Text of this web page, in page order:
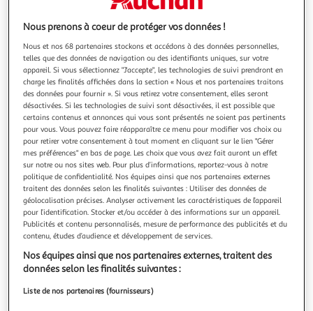
4.5 (11)
MARTINI
FIERO Apéritif à base de vin 14.4%
Le Martini Fiero est élaboré à partir d'un assemblage de
vins blancs et d'extraits de plantes, dont des écorces
d'orange d'Espagne qui prête à la boisson son délicieux
goût équilibré d'orange amère. Martini : Une véritable icône
italienne, apprécié dans le monde entier et connu pour être
la boisson
En savoir +
Vous voulez connaître le prix de ce produit ?
Afficher le prix
Nous prenons à coeur de protéger vos données !
Nous et nos 68 partenaires stockons et accédons à des données personnelles,
telles que des données de navigation ou des identifiants uniques, sur votre
appareil. Si vous sélectionnez "J'accepte", les technologies de suivi prendront en
charge les finalités affichées dans la section « Nous et nos partenaires traitons
des données pour fournir ». Si vous retirez votre consentement, elles seront
désactivées. Si les technologies de suivi sont désactivées, il est possible que
certains contenus et annonces qui vous sont présentés ne soient pas pertinents
pour vous. Vous pouvez faire réapparaître ce menu pour modifier vos choix ou
pour retirer votre consentement à tout moment en cliquant sur le lien "Gérer
mes préférences" en bas de page. Les choix que vous avez fait auront un effet
sur notre ou nos sites web. Pour plus d’informations, reportez-vous à notre
politique de confidentialité. Nos équipes ainsi que nos partenaires externes
traitent des données selon les finalités suivantes : Utiliser des données de
géolocalisation précises. Analyser activement les caractéristiques de l’appareil
pour l’identification. Stocker et/ou accéder à des informations sur un appareil.
Publicités et contenu personnalisés, mesure de performance des publicités et du
contenu, études d’audience et développement de services.
Nos équipes ainsi que nos partenaires externes, traitent des
données selon les finalités suivantes :
Liste de nos partenaires (fournisseurs)